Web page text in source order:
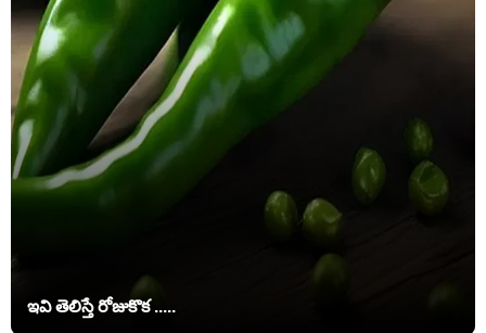
ఇవి తెలిస్తే రోజుకొక .....